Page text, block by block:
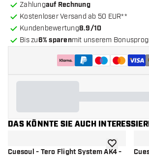
Zahlungauf Rechnung
Kostenloser Versand ab 50 EUR**
Kundenbewertung8.9/10
Bis zu6% sparenmit unserem
DAS KÖNNTE SIE AUCH
Cuesoul - Tero Flight System AK4 -
Zur